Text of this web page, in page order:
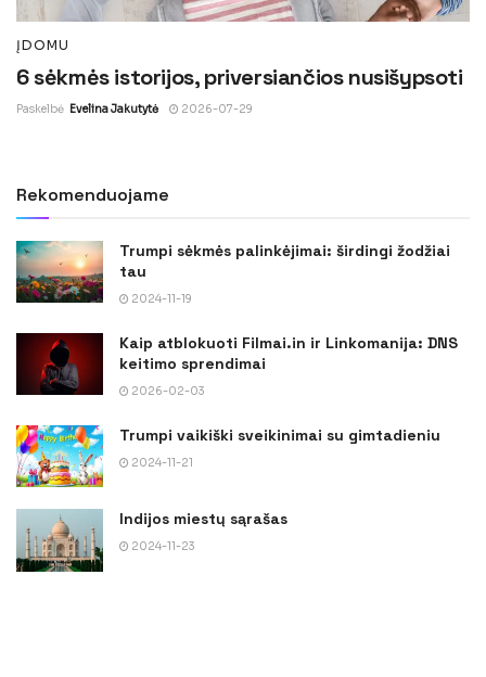
ĮDOMU
6 sėkmės istorijos, priversiančios nusišypsoti
Paskelbė Evelina Jakutytė 2026-07-29
Rekomenduojame
Trumpi sėkmės palinkėjimai: širdingi žodžiai
tau
2024-11-19
Kaip atblokuoti Filmai.in ir Linkomanija: DNS
keitimo sprendimai
2026-02-03
Trumpi vaikiški sveikinimai su gimtadieniu
2024-11-21
Indijos miestų sąrašas
2024-11-23